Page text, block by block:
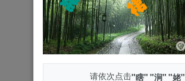
请依次点击"瞎" "涧" "姥"